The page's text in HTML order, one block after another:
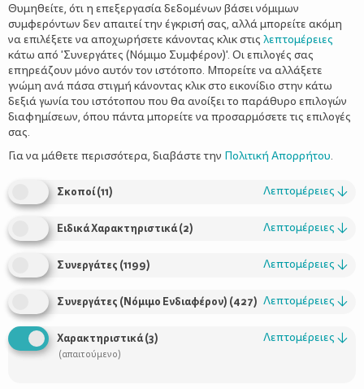
Η ιστορία της Iris Grace – Ένα 5χρονο
κορίτσι με αυτισμό και ένα απίστευτο
Χρήσιμοι Σύνδεσμοι
Θυμηθείτε, ότι η επεξεργασία δεδομένων βάσει νόμιμων
συμφερόντων δεν απαιτεί την έγκρισή σας, αλλά μπορείτε ακόμη
να επιλέξετε να αποχωρήσετε κάνοντας κλικ στις λεπτομέρειες
κάτω από 'Συνεργάτες (Νόμιμο Συμφέρον)'. Οι επιλογές σας
επηρεάζουν μόνο αυτόν τον ιστότοπο. Μπορείτε να αλλάξετε
γνώμη ανά πάσα στιγμή κάνοντας κλικ στο εικονίδιο στην κάτω
δεξιά γωνία του ιστότοπου που θα ανοίξει το παράθυρο επιλογών
διαφημίσεων, όπου πάντα μπορείτε να προσαρμόσετε τις επιλογές
σας.
Για να μάθετε περισσότερα, διαβάστε την Πολιτική Απορρήτου.
Σκοποί(11) Λεπτομέρειες ↓
Ειδικά Χαρακτηριστικά(2) Λεπτομέρειες ↓
Συνεργάτες (1199) Λεπτομέρειες ↓
Συνεργάτες (Νόμιμο Ενδιαφέρον) (427) Λεπτομέρειες ↓
Χαρακτηριστικά(3)
(απαιτούμενο)
Λεπτομέρειες ↓